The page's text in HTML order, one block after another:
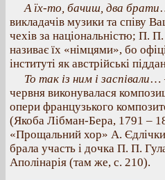
А їх-то, бачиш, два брати
викладачів музики та співу
чехів за національністю; П.
називає їх «німцями», бо
інституті як австрійські
То так із ним і заспівали…
червня виконувалася
опери французького
(Якоба Лібман-Бера, 1791 –
«Прощальний хор» А.
брала участь і дочка П. П.
Аполінарія (там же, с. 210).